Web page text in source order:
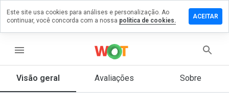
menu
Visão geral Avaliações Sobre
em
De 1
Este site usa cookies para análises e personalização. Ao
continuar, você concorda com a nossa política de cookies.
ACEITAR